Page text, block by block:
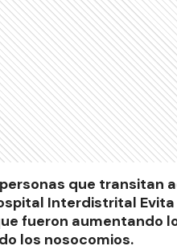
que transitan
Interdistrital
fueron aumentando
los nosocomios.